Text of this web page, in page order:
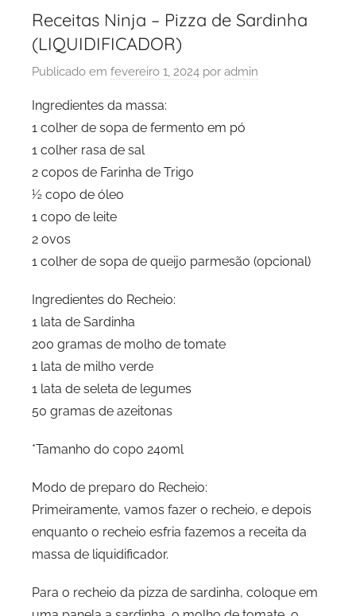
Receitas Ninja – Pizza de Sardinha
(LIQUIDIFICADOR)
Publicado em fevereiro 1, 2024 por admin
Ingredientes da massa:
1 colher de sopa de fermento em pó
1 colher rasa de sal
2 copos de Farinha de Trigo
½ copo de óleo
1 copo de leite
2 ovos
1 colher de sopa de queijo parmesão (opcional)
Ingredientes do Recheio:
1 lata de Sardinha
200 gramas de molho de tomate
1 lata de milho verde
1 lata de seleta de legumes
50 gramas de azeitonas
*Tamanho do copo 240ml
Modo de preparo do Recheio:
Primeiramente, vamos fazer o recheio, e depois
enquanto o recheio esfria fazemos a receita da
massa de liquidificador.
Para o recheio da pizza de sardinha, coloque em